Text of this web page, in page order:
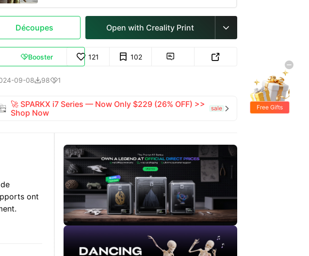
Découpes Open with Creality Print 
Booster 121 102  
09-08981
🚀 SPARKX i7 Series — Now Only $229 (26% OFF) >>
Shop Now
sale 
ont
Free Gifts